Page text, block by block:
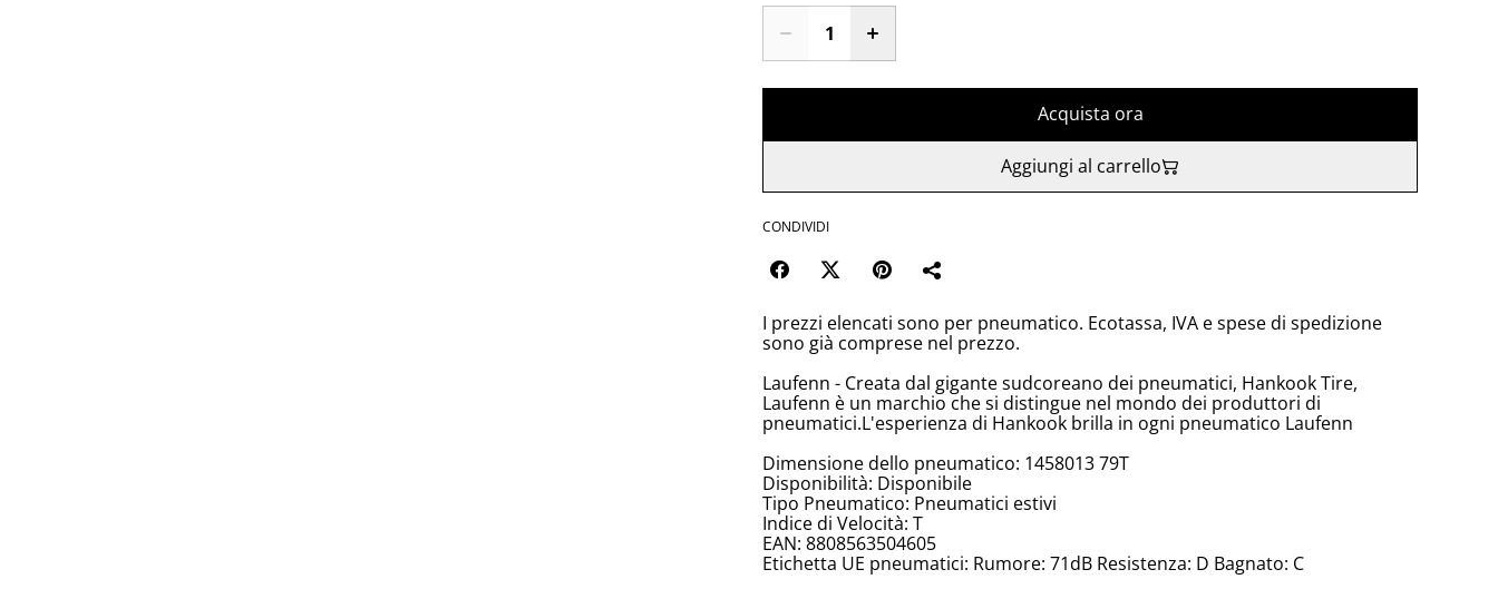
Acquista ora
Aggiungi al carrello
CONDIVIDI
I prezzi elencati sono per pneumatico. Ecotassa, IVA e spese di spedizione
sono già comprese nel prezzo.
Laufenn - Creata dal gigante sudcoreano dei pneumatici, Hankook Tire,
Laufenn è un marchio che si distingue nel mondo dei produttori di
pneumatici.L'esperienza di Hankook brilla in ogni pneumatico Laufenn
Dimensione dello pneumatico: 1458013 79T
Disponibilità: Disponibile
Tipo Pneumatico: Pneumatici estivi
Indice di Velocità: T
EAN: 8808563504605
Etichetta UE pneumatici: Rumore: 71dB Resistenza: D Bagnato: C